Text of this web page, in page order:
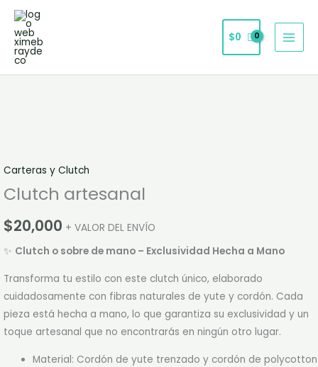
contenido
$0
Carteras y Clutch
Clutch artesanal
$20,000 + VALOR DEL ENVÍO
✨ Clutch o sobre de mano – Exclusividad Hecha a Mano
Transforma tu estilo con este clutch único, elaborado
cuidadosamente con fibras naturales de yute y cordón. Cada
pieza está hecha a mano, lo que garantiza su exclusividad y un
toque artesanal que no encontrarás en ningún otro lugar.
Material: Cordón de yute trenzado y cordón de polycotton